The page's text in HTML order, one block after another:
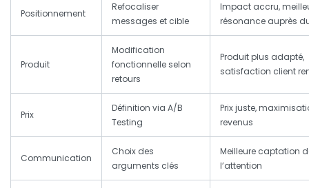
Positionnement
Refocaliser
messages et cible
Impact accru,
résonance auprès
Produit
Modification
fonctionnelle selon
retours
Produit plus adapté,
satisfaction client
Prix
Définition via A/B
Testing
Prix juste,
revenus
Communication
Choix des
arguments clés
Meilleure captation
l’attention